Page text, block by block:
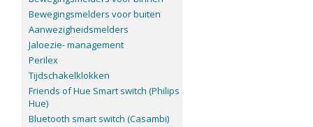
Bewegingsmelders voor buiten
Aanwezigheidsmelders
Jaloezie- management
Perilex
Tijdschakelklokken
Friends of Hue Smart switch (Philips
Hue)
Bluetooth smart switch (Casambi)